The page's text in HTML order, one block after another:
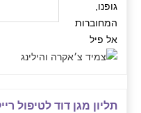
גופנו,
המחוברות
אל פיל
תליון מגן דוד לטיפול